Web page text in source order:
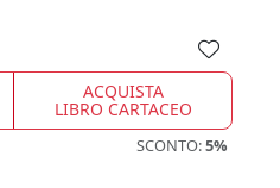
ACQUISTA
LIBRO CARTACEO
SCONTO:5%